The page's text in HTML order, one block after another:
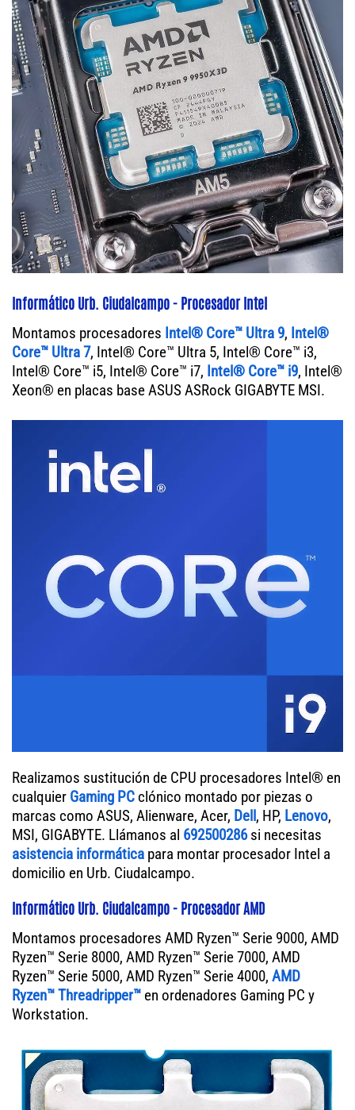
Informático Urb. Ciudalcampo - Procesador Intel
Montamos procesadores Intel® Core™ Ultra 9, Intel®
Core™ Ultra 7, Intel® Core™ Ultra 5, Intel® Core™ i3,
Intel® Core™ i5, Intel® Core™ i7, Intel® Core™ i9, Intel®
Xeon® en placas base ASUS ASRock GIGABYTE MSI.
Realizamos sustitución de CPU procesadores Intel® en
cualquier Gaming PC clónico montado por piezas o
marcas como ASUS, Alienware, Acer, Dell, HP, Lenovo,
MSI, GIGABYTE. Llámanos al 692500286si necesitas
asistencia informática para montar procesador Intel a
domicilio en Urb. Ciudalcampo.
Informático Urb. Ciudalcampo - Procesador AMD
Montamos procesadores AMD Ryzen™ Serie 9000, AMD
Ryzen™ Serie 8000, AMD Ryzen™ Serie 7000, AMD
Ryzen™ Serie 5000, AMD Ryzen™ Serie 4000, AMD
Ryzen™ Threadripper™ en ordenadores Gaming PC y
Workstation.